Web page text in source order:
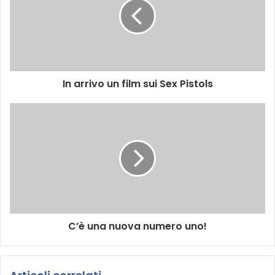
action google google echo
m
In arrivo un film sui Sex Pistols
C’è una nuova numero uno!